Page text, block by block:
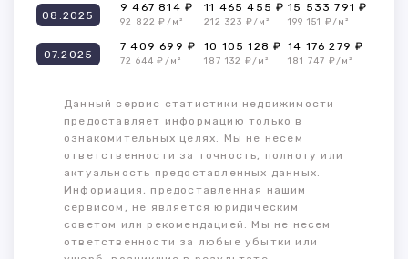
08.2025
9 467 814 ₽
92 822 ₽/м²
11 465 455 ₽
212 323 ₽/м²
15 533 791 ₽
199 151 ₽/м²
07.2025
7 409 699 ₽
72 644 ₽/м²
10 105 128 ₽
187 132 ₽/м²
14 176 279 ₽
181 747 ₽/м²
Данный сервис статистики недвижимости
предоставляет информацию только в
ознакомительных целях. Мы не несем
ответственности за точность, полноту или
актуальность предоставленных данных.
Информация, предоставленная нашим
сервисом, не является юридическим
советом или рекомендацией. Мы не несем
ответственности за любые убытки или